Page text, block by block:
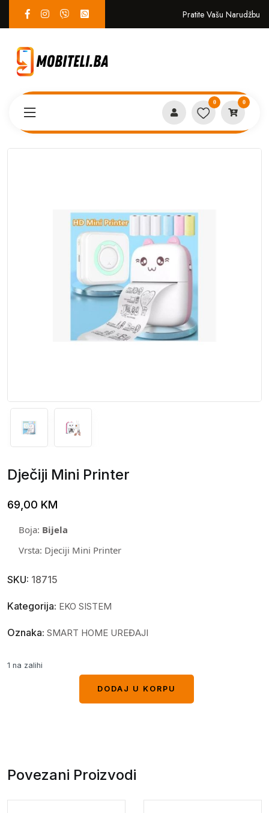
Pratite Vašu Narudžbu
0 0
Dječiji Mini Printer
Dječiji Mini Printer
69,00 KM
Boja: Bijela
Vrsta: Djeciji Mini Printer
SKU: 18715
Kategorija: EKO SISTEM
Oznaka: SMART HOME UREĐAJI
1 na zalihi
DODAJ U KORPU
Povezani Proizvodi